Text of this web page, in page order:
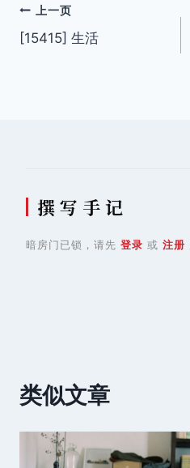
文
章
上一页
[15415] 生活
撰 写 手 记
暗房门已锁，请先 登录 或 注册
类似文章